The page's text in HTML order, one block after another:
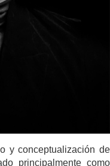
y conceptualización de
principalmente como